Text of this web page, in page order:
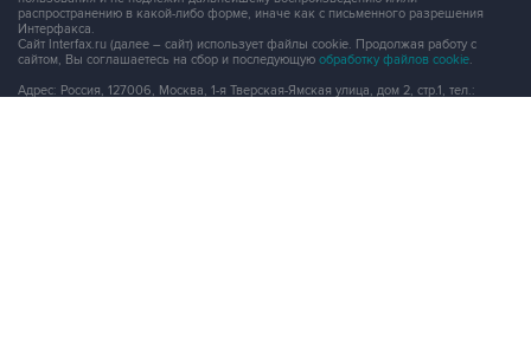
распространению в какой-либо форме, иначе как с письменного разрешения
Интерфакса.
Сайт Interfax.ru (далее – сайт) использует файлы cookie. Продолжая работу с
сайтом, Вы соглашаетесь на сбор и последующую обработку файлов cookie.
Адрес: Россия, 127006, Москва, 1-я Тверская-Ямская улица, дом 2, стр.1, тел.: